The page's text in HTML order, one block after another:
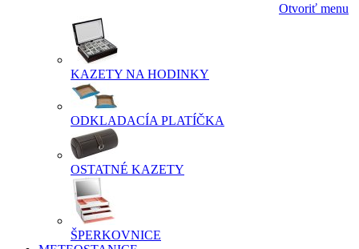
Otvoriť menu
KAZETY NA HODINKY
ODKLADACÍA PLATÍČKA
OSTATNÉ KAZETY
ŠPERKOVNICE